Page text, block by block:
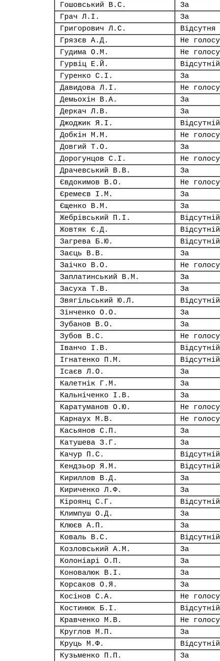
Гошовський В.С.
За
Грач Л.І.
За
Григорович Л.С.
Відсутня
Грязєв А.Д.
Не
Гудима О.М.
Не
Гурвіц Е.Й.
Відсутній
Гуренко С.І.
За
Давидова Л.І.
Не
Демьохін В.А.
За
Деркач Л.В.
За
Джоджик Я.І.
Відсутній
Добкін М.М.
Не
Довгий Т.О.
За
Дорогунцов С.І.
Не
Драчевський В.В.
За
Євдокимов В.О.
Не
Єремеєв І.М.
За
Єщенко В.М.
За
Жебрівський П.І.
Відсутній
Жовтяк Є.Д.
Відсутній
Загрева Б.Ю.
Відсутній
Заєць В.В.
За
Заічко В.О.
Не
Заплатинський В.М.
За
Засуха Т.В.
За
Звягільський Ю.Л.
Відсутній
Зінченко О.О.
За
Зубанов В.О.
За
Зубов В.С.
Не
Іванчо І.В.
Відсутній
Ігнатенко П.М.
Відсутній
Ісаєв Л.О.
За
Калетнік Г.М.
За
Кальніченко І.В.
За
Каратуманов О.Ю.
Не
Карнаух М.В.
Не
Касьянов С.П.
За
Катушева З.Г.
За
Качур П.С.
Відсутній
Кендзьор Я.М.
Відсутній
Кириллов В.Д.
За
Кириченко Л.Ф.
За
Кіроянц С.Г.
Відсутній
Климпуш О.Д.
За
Клюєв А.П.
За
Коваль В.С.
Відсутній
Козловський А.М.
За
Колоніарі О.П.
За
Коновалюк В.І.
За
Корсаков О.Я.
За
Косінов С.А.
Не
Костинюк Б.І.
Відсутній
Кравченко М.В.
Не
Круглов М.П.
За
Круць М.Ф.
Відсутній
Кузьменко П.П.
За